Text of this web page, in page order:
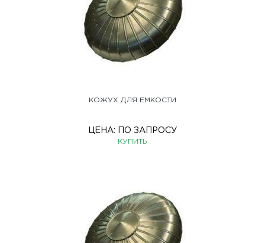
КОЖУХ ДЛЯ ЕМКОСТИ
ЦЕНА: ПО ЗАПРОСУ
КУПИТЬ